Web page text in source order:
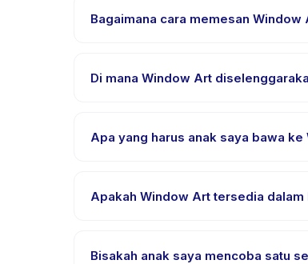
Bagaimana cara memesan Window
pembayaran berhasil.
Di mana Window Art
Apa yang harus anak saya bawa ke
Apakah Window Art tersedia
yang didukung.
Bisakah anak saya mencoba satu